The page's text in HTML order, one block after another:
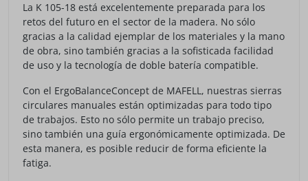
La K 105-18 está excelentemente preparada para los
retos del futuro en el sector de la madera. No sólo
gracias a la calidad ejemplar de los materiales y la mano
de obra, sino también gracias a la sofisticada facilidad
de uso y la tecnología de doble batería compatible.
Con el ErgoBalanceConcept de MAFELL, nuestras sierras
circulares manuales están optimizadas para todo tipo
de trabajos. Esto no sólo permite un trabajo preciso,
sino también una guía ergonómicamente optimizada. De
esta manera, es posible reducir de forma eficiente la
fatiga.